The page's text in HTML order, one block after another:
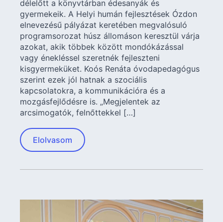
délelőtt a könyvtárban édesanyák és
gyermekeik. A Helyi humán fejlesztések Ózdon
elnevezésű pályázat keretében megvalósuló
programsorozat húsz állomáson keresztül várja
azokat, akik többek között mondókázással
vagy énekléssel szeretnék fejleszteni
kisgyermeküket. Koós Renáta óvodapedagógus
szerint ezek jól hatnak a szociális
kapcsolatokra, a kommunikációra és a
mozgásfejlődésre is. „Megjelentek az
arcsimogatók, felnőttekkel […]
Elolvasom